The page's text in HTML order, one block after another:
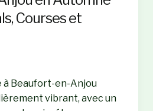
Courses et
à Beaufort-en-Anjou
vibrant, avec un